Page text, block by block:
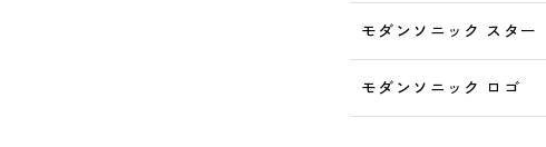
モダンソニック スター
モダンソニック ロゴ